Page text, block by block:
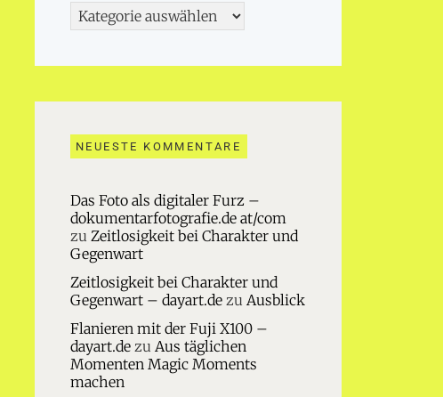
Kategorien
NEUESTE KOMMENTARE
Das Foto als digitaler Furz –
dokumentarfotografie.de at/com
zu Zeitlosigkeit bei Charakter und
Gegenwart
Zeitlosigkeit bei Charakter und
Gegenwart – dayart.dezu Ausblick
Flanieren mit der Fuji X100 –
dayart.dezu Aus täglichen
Momenten Magic Moments
machen